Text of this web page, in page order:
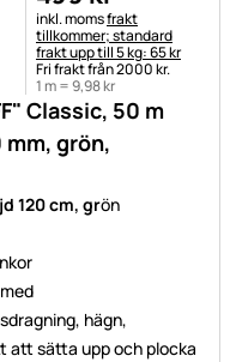
Classic, 50 m
mm, grön,
120 cm, grön
hägn,
att sätta upp och plocka
Skatteinformation:
inkl. momsfrakt
tillkommer; standard
frakt upp till 5 kg: 65 kr
Fri frakt från 2000 kr.
1 m =9,98kr